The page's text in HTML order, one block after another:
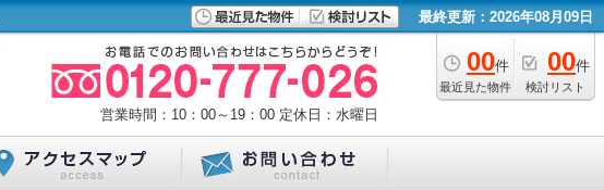
最終更新：2026年08月09日
00件
最近見た物件
00件
検討リスト
営業時間：10：00～19：00 定休日：水曜日